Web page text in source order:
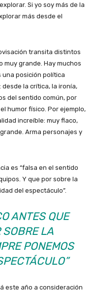
Si yo soy más de la
más desde el
transita distintos
muy grande. Hay muchos
una posición política
la crítica, la ironía,
del sentido común, por
humor físico. Por ejemplo,
increíble: muy flaco,
Arma personajes y
es “falsa en el sentido
Y que por sobre la
del espectáculo”.
ANTES QUE
SOBRE LA
PONEMOS
este año a consideración